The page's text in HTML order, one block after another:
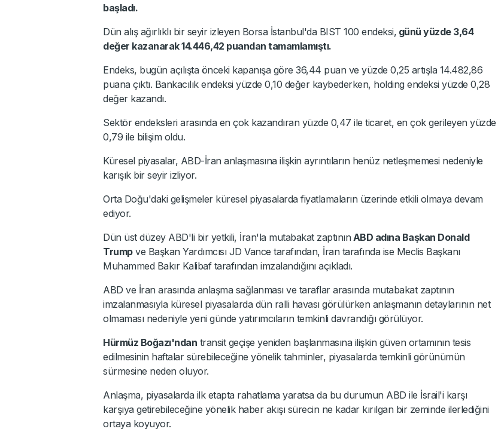
başladı.
Dün alış ağırlıklı bir seyir izleyen Borsa İstanbul'da BIST 100 endeksi, günü yüzde 3,64
değer kazanarak 14.446,42 puandan tamamlamıştı.
Endeks, bugün açılışta önceki kapanışa göre 36,44 puan ve yüzde 0,25 artışla 14.482,86
puana çıktı. Bankacılık endeksi yüzde 0,10 değer kaybederken, holding endeksi yüzde 0,28
değer kazandı.
Sektör endeksleri arasında en çok kazandıran yüzde 0,47 ile ticaret, en çok gerileyen yüzde
0,79 ile bilişim oldu.
Küresel piyasalar, ABD-İran anlaşmasına ilişkin ayrıntıların henüz netleşmemesi nedeniyle
karışık bir seyir izliyor.
Orta Doğu'daki gelişmeler küresel piyasalarda fiyatlamaların üzerinde etkili olmaya devam
ediyor.
Dün üst düzey ABD'li bir yetkili, İran'la mutabakat zaptının ABD adına Başkan Donald
Trumpve Başkan Yardımcısı JD Vance tarafından, İran tarafında ise Meclis Başkanı
Muhammed Bakır Kalibaf tarafından imzalandığını açıkladı.
ABD ve İran arasında anlaşma sağlanması ve taraflar arasında mutabakat zaptının
imzalanmasıyla küresel piyasalarda dün ralli havası görülürken anlaşmanın detaylarının net
olmaması nedeniyle yeni günde yatırımcıların temkinli davrandığı görülüyor.
Hürmüz Boğazı'ndan transit geçişe yeniden başlanmasına ilişkin güven ortamının tesis
edilmesinin haftalar sürebileceğine yönelik tahminler, piyasalarda temkinli görünümün
sürmesine neden oluyor.
Anlaşma, piyasalarda ilk etapta rahatlama yaratsa da bu durumun ABD ile İsrail'i karşı
karşıya getirebileceğine yönelik haber akışı sürecin ne kadar kırılgan bir zeminde ilerlediğini
ortaya koyuyor.